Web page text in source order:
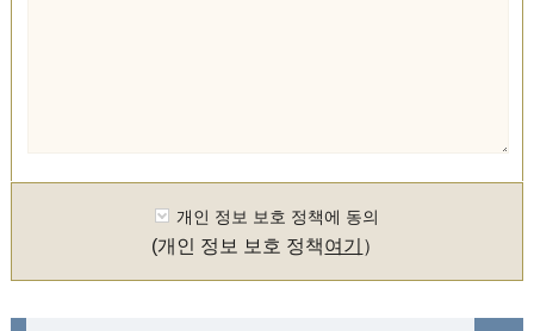
개인 정보 보호 정책에 동의
(개인 정보 보호 정책여기 ）